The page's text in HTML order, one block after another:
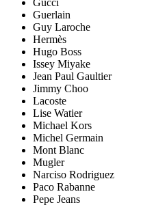
Gucci
Guerlain
Guy Laroche
Hermès
Hugo Boss
Issey Miyake
Jean Paul Gaultier
Jimmy Choo
Lacoste
Lise Watier
Michael Kors
Michel Germain
Mont Blanc
Mugler
Narciso Rodriguez
Paco Rabanne
Pepe Jeans